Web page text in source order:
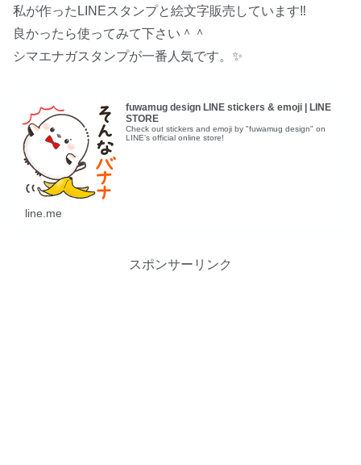
私が作ったLINEスタンプと絵文字販売しています‼︎
良かったら使ってみて下さい＾＾
シマエナガスタンプが一番人気です。✨
fuwamug design LINE stickers & emoji | LINE
STORE
Check out stickers and emoji by "fuwamug design" on
LINE's official online store!
line.me
スポンサーリンク